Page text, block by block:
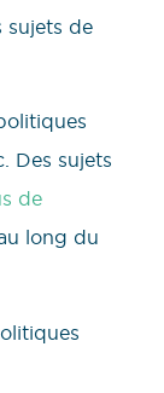
sujets de
Des sujets
de
long du